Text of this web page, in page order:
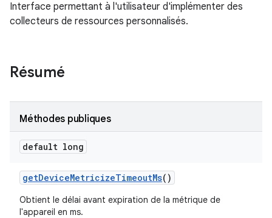
Interface permettant à l'utilisateur d'implémenter des
collecteurs de ressources personnalisés.
Résumé
Méthodes publiques
default long
getDeviceMetricizeTimeoutMs()
Obtient le délai avant expiration de la métrique de
l'appareil en ms.